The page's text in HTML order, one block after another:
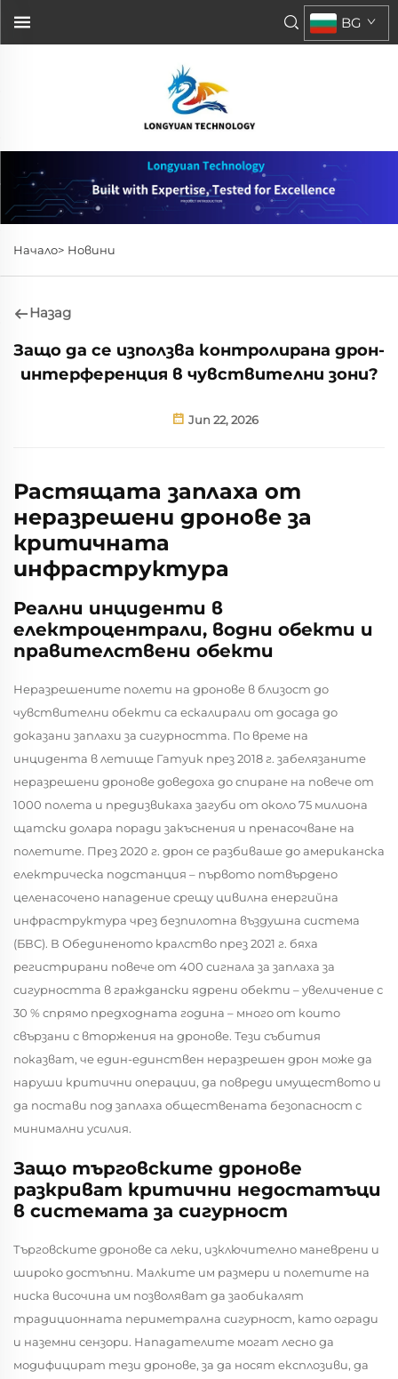
BG
Начало> Новини
Назад
Защо да се използва контролирана дрон-
интерференция в чувствителни зони?
Jun 22, 2026
Растящата заплаха от
неразрешени дронове за
критичната
инфраструктура
Реални инциденти в
електроцентрали, водни обекти и
правителствени обекти
Неразрешените полети на дронове в близост до
чувствителни обекти са ескалирали от досада до
доказани заплахи за сигурността. По време на
инцидента в летище Гатуик през 2018 г. забелязаните
неразрешени дронове доведоха до спиране на повече от
1000 полета и предизвикаха загуби от около 75 милиона
щатски долара поради закъснения и пренасочване на
полетите. През 2020 г. дрон се разбиваше до американска
електрическа подстанция – първото потвърдено
целенасочено нападение срещу цивилна енергийна
инфраструктура чрез безпилотна въздушна система
(БВС). В Обединеното кралство през 2021 г. бяха
регистрирани повече от 400 сигнала за заплаха за
сигурността в граждански ядрени обекти – увеличение с
30 % спрямо предходната година – много от които
свързани с вторжения на дронове. Тези събития
показват, че един-единствен неразрешен дрон може да
наруши критични операции, да повреди имуществото и
да постави под заплаха обществената безопасност с
минимални усилия.
Защо търговските дронове
разкриват критични недостатъци
в системата за сигурност
Търговските дронове са леки, изключително маневрени и
широко достъпни. Малките им размери и полетите на
ниска височина им позволяват да заобикалят
традиционната периметрална сигурност, като огради
и наземни сензори. Нападателите могат лесно да
модифицират тези дронове, за да носят експлозиви, да